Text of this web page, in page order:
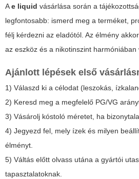
Ae liquid vásárlása során a
legfontosabb: ismerd meg a terméket,
félj kérdezni az eladótól. Az élmény
az eszköz és a nikotinszint harmóniában
Ajánlott lépések első
1) Válaszd ki a célodat (leszokás,
2) Keresd meg a megfelelő PG/VG
3) Vásárolj kóstoló méretet, ha
4) Jegyezd fel, mely ízek és milyen
élményt.
5) Váltás előtt olvass utána a gyártói
tapasztalatoknak.